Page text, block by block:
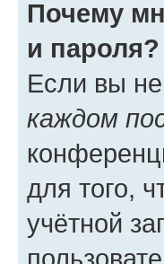
Почему
и пароля?
Если вы
каждом
для того,
учётной